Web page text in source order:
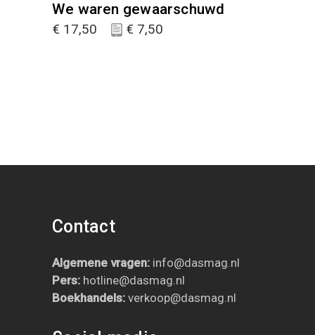
We waren gewaarschuwd
€ 17,50 € 7,50
Contact
Algemene vragen: info@dasmag.nl
Pers: hotline@dasmag.nl
Boekhandels: verkoop@dasmag.nl